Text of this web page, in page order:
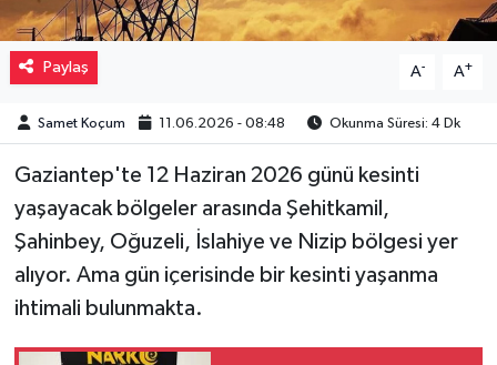
Paylaş A- A+
Samet Koçum 11.06.2026 - 08:48 Okunma Süresi: 4 Dk
Gaziantep'te 12 Haziran 2026 günü kesinti
yaşayacak bölgeler arasında Şehitkamil,
Şahinbey, Oğuzeli, İslahiye ve Nizip bölgesi yer
alıyor. Ama gün içerisinde bir kesinti yaşanma
ihtimali bulunmakta.
Sağlık
Siyaset
Spor
Teknoloji
Türkiye